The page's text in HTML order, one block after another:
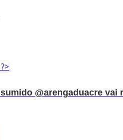
?>
@arengaduacre vai